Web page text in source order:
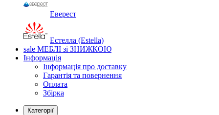
Еверест
Естелла (Estella)
sale МЕБЛІ зі ЗНИЖКОЮ
Інформація
Інформація про доставку
Гарантія та повернення
Оплата
Збірка
Категорії